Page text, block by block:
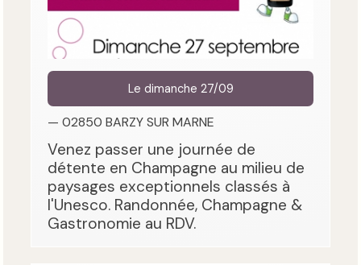
Le dimanche 27/09
— 02850 BARZY SUR MARNE
Venez passer une journée de
détente en Champagne au milieu de
paysages exceptionnels classés à
l'Unesco. Randonnée, Champagne &
Gastronomie au RDV.